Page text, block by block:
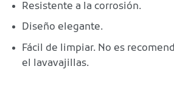
Resistente a la corrosión.
Diseño elegante.
Fácil de limpiar. No es
el lavavajillas.